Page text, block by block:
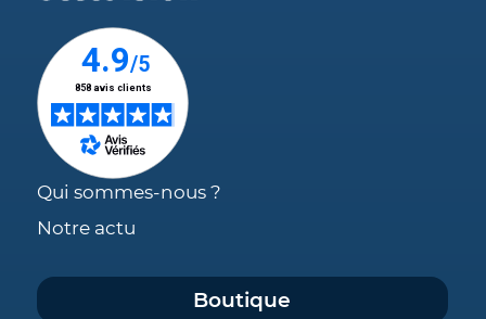
Qui sommes-nous ?
Notre actu
Boutique